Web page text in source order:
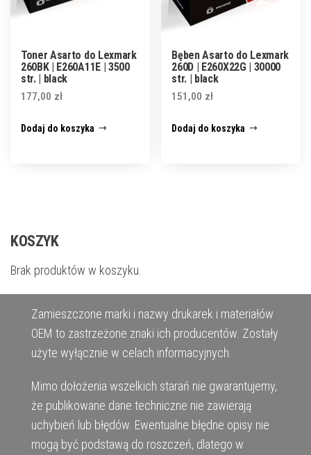
Toner Asarto do Lexmark
260BK | E260A11E | 3500
str. | black
177,00 zł
Dodaj do koszyka
Bęben Asarto do Lexmark
260D | E260X22G | 30000
str. | black
151,00 zł
Dodaj do koszyka
KOSZYK
Brak produktów w koszyku.
Zamieszczone marki i nazwy drukarek i materiałów
OEM to zastrzeżone znaki ich producentów. Zostały
użyte wyłącznie w celach informacyjnych.
Mimo dołożenia wszelkich starań nie gwarantujemy,
że publikowane dane techniczne nie zawierają
uchybień lub błędów. Ewentualne błędne opisy nie
mogą być podstawą do roszczeń, dlatego w